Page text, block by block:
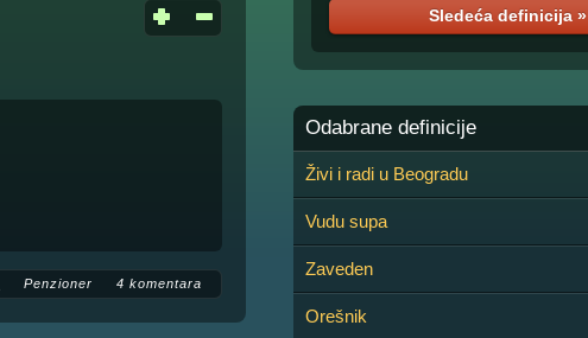
Penzioner 4 komentara
Sledeća definicija »
Odabrane definicije
Živi i radi u Beogradu
Vudu supa
Zaveden
Orešnik